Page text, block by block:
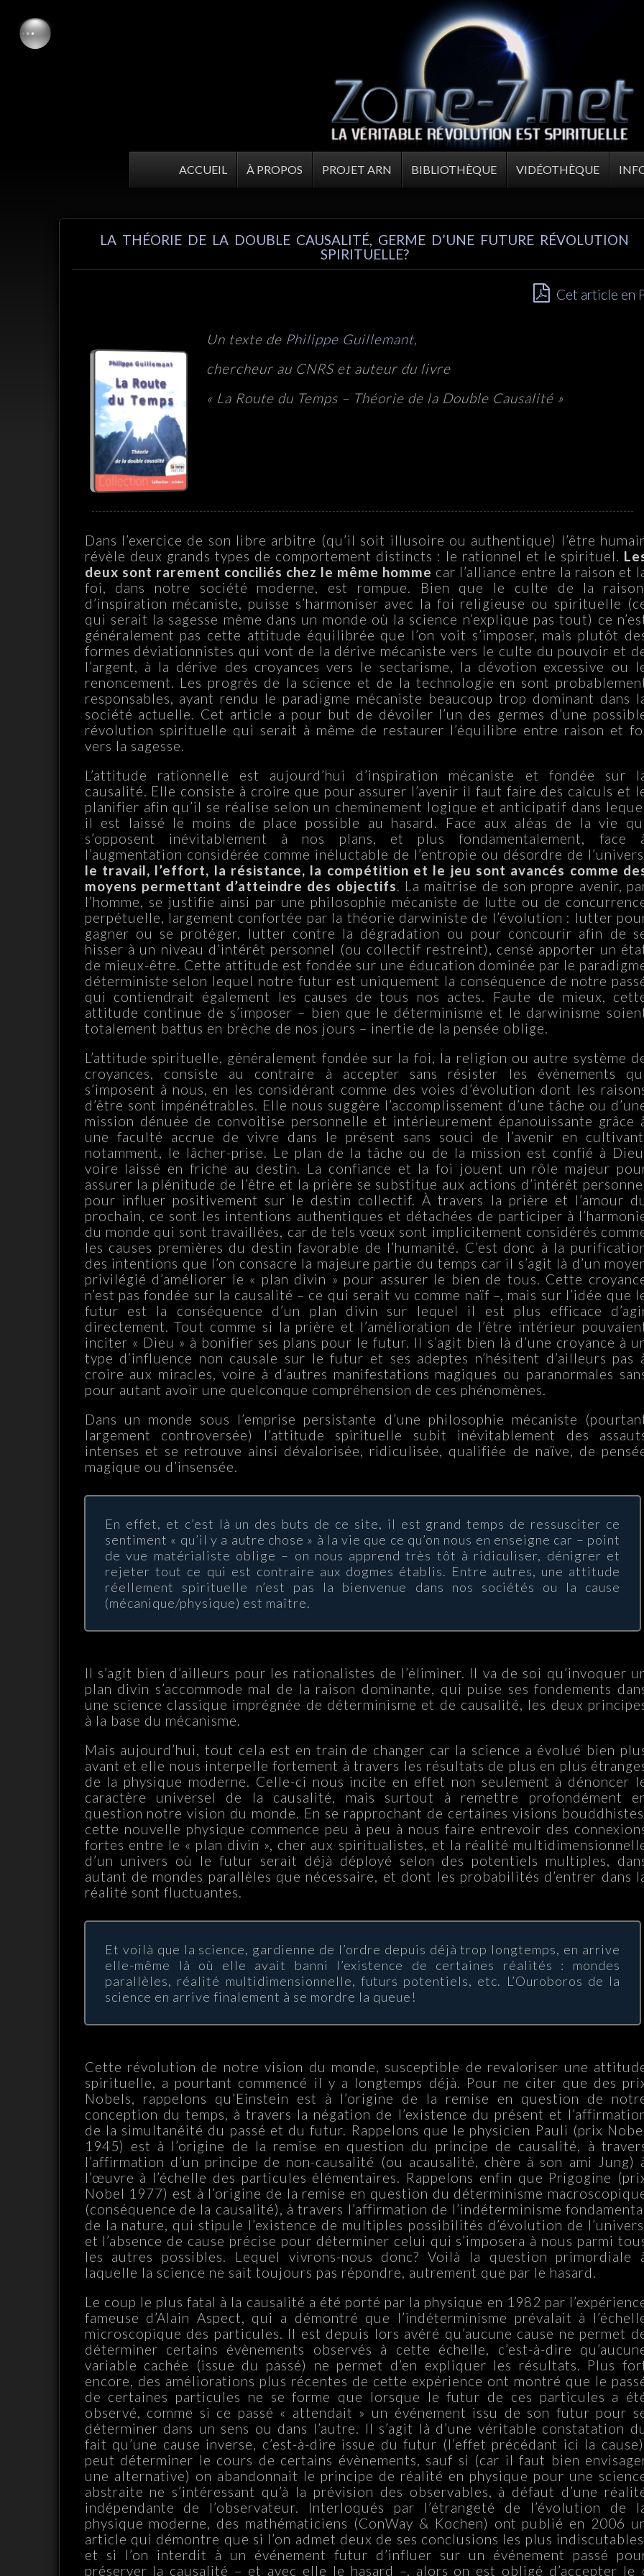
ACCUEIL À PROPOS PROJET ARN BIBLIOTHÈQUE VIDÉOTHÈQUE
LA THÉORIE DE LA DOUBLE CAUSALITÉ, GERME D’UNE FUTURE RÉVOLUTION
SPIRITUELLE?
Cet article en
Un texte de Philippe Guillemant,
chercheur au CNRS et auteur du livre
« La Route du Temps – Théorie de la Double Causalité »
Dans l’exercice de son libre arbitre (qu’il soit illusoire ou authentique) l’être
révèle deux grands types de comportement distincts : le rationnel et le spirituel.
deux sont rarement conciliés chez le même homme car l’alliance entre la raison et
foi, dans notre société moderne, est rompue. Bien que le culte de la
d’inspiration mécaniste, puisse s’harmoniser avec la foi religieuse ou spirituelle
qui serait la sagesse même dans un monde où la science n’explique pas tout) ce
généralement pas cette attitude équilibrée que l’on voit s’imposer, mais plutôt
formes déviationnistes qui vont de la dérive mécaniste vers le culte du pouvoir et
l’argent, à la dérive des croyances vers le sectarisme, la dévotion excessive ou
renoncement. Les progrès de la science et de la technologie en sont
responsables, ayant rendu le paradigme mécaniste beaucoup trop dominant dans
société actuelle. Cet article a pour but de dévoiler l’un des germes d’une
révolution spirituelle qui serait à même de restaurer l’équilibre entre raison et
vers la sagesse.
L’attitude rationnelle est aujourd’hui d’inspiration mécaniste et fondée sur
causalité. Elle consiste à croire que pour assurer l’avenir il faut faire des calculs et
planifier afin qu’il se réalise selon un cheminement logique et anticipatif dans
il est laissé le moins de place possible au hasard. Face aux aléas de la vie
s’opposent inévitablement à nos plans, et plus fondamentalement, face
l’augmentation considérée comme inéluctable de l’entropie ou désordre de
le travail, l’effort, la résistance, la compétition et le jeu sont avancés comme
moyens permettant d’atteindre des objectifs. La maîtrise de son propre avenir,
l’homme, se justifie ainsi par une philosophie mécaniste de lutte ou de
perpétuelle, largement confortée par la théorie darwiniste de l’évolution : lutter
gagner ou se protéger, lutter contre la dégradation ou pour concourir afin de
hisser à un niveau d’intérêt personnel (ou collectif restreint), censé apporter un
de mieux-être. Cette attitude est fondée sur une éducation dominée par le
déterministe selon lequel notre futur est uniquement la conséquence de notre
qui contiendrait également les causes de tous nos actes. Faute de mieux,
attitude continue de s’imposer – bien que le déterminisme et le darwinisme
totalement battus en brèche de nos jours – inertie de la pensée oblige.
L’attitude spirituelle, généralement fondée sur la foi, la religion ou autre système
croyances, consiste au contraire à accepter sans résister les évènements
s’imposent à nous, en les considérant comme des voies d’évolution dont les
d’être sont impénétrables. Elle nous suggère l’accomplissement d’une tâche ou
mission dénuée de convoitise personnelle et intérieurement épanouissante grâce
une faculté accrue de vivre dans le présent sans souci de l’avenir en
notamment, le lâcher-prise. Le plan de la tâche ou de la mission est confié à
voire laissé en friche au destin. La confiance et la foi jouent un rôle majeur
assurer la plénitude de l’être et la prière se substitue aux actions d’intérêt
pour influer positivement sur le destin collectif. À travers la prière et l’amour
prochain, ce sont les intentions authentiques et détachées de participer à
du monde qui sont travaillées, car de tels vœux sont implicitement considérés
les causes premières du destin favorable de l’humanité. C’est donc à la
des intentions que l’on consacre la majeure partie du temps car il s’agit là d’un
privilégié d’améliorer le « plan divin » pour assurer le bien de tous. Cette
n’est pas fondée sur la causalité – ce qui serait vu comme naïf –, mais sur l’idée que
futur est la conséquence d’un plan divin sur lequel il est plus efficace
directement. Tout comme si la prière et l’amélioration de l’être intérieur
inciter « Dieu » à bonifier ses plans pour le futur. Il s’agit bien là d’une croyance à
type d’influence non causale sur le futur et ses adeptes n’hésitent d’ailleurs pas
croire aux miracles, voire à d’autres manifestations magiques ou paranormales
pour autant avoir une quelconque compréhension de ces phénomènes.
Dans un monde sous l’emprise persistante d’une philosophie mécaniste
largement controversée) l’attitude spirituelle subit inévitablement des
intenses et se retrouve ainsi dévalorisée, ridiculisée, qualifiée de naïve, de
magique ou d’insensée.
En effet, et c’est là un des buts de ce site, il est grand temps de ressusciter ce
sentiment « qu’il y a autre chose » à la vie que ce qu’on nous en enseigne car – point
de vue matérialiste oblige – on nous apprend très tôt à ridiculiser, dénigrer et
rejeter tout ce qui est contraire aux dogmes établis. Entre autres, une attitude
réellement spirituelle n’est pas la bienvenue dans nos sociétés ou la cause
(mécanique/physique) est maître.
Il s’agit bien d’ailleurs pour les rationalistes de l’éliminer. Il va de soi qu’invoquer
plan divin s’accommode mal de la raison dominante, qui puise ses fondements
une science classique imprégnée de déterminisme et de causalité, les deux
à la base du mécanisme.
Mais aujourd’hui, tout cela est en train de changer car la science a évolué bien
avant et elle nous interpelle fortement à travers les résultats de plus en plus
de la physique moderne. Celle-ci nous incite en effet non seulement à dénoncer
caractère universel de la causalité, mais surtout à remettre profondément
question notre vision du monde. En se rapprochant de certaines visions
cette nouvelle physique commence peu à peu à nous faire entrevoir des
fortes entre le « plan divin », cher aux spiritualistes, et la réalité
d’un univers où le futur serait déjà déployé selon des potentiels multiples,
autant de mondes parallèles que nécessaire, et dont les probabilités d’entrer dans
réalité sont fluctuantes.
Et voilà que la science, gardienne de l’ordre depuis déjà trop longtemps, en arrive
elle-même là où elle avait banni l’existence de certaines réalités : mondes
parallèles, réalité multidimensionnelle, futurs potentiels, etc. L’Ouroboros de la
science en arrive finalement à se mordre la queue!
Cette révolution de notre vision du monde, susceptible de revaloriser une
spirituelle, a pourtant commencé il y a longtemps déjà. Pour ne citer que des
Nobels, rappelons qu’Einstein est à l’origine de la remise en question de
conception du temps, à travers la négation de l’existence du présent et
de la simultanéité du passé et du futur. Rappelons que le physicien Pauli (prix
1945) est à l’origine de la remise en question du principe de causalité, à
l’affirmation d’un principe de non-causalité (ou acausalité, chère à son ami Jung)
l’œuvre à l’échelle des particules élémentaires. Rappelons enfin que Prigogine
Nobel 1977) est à l’origine de la remise en question du déterminisme
(conséquence de la causalité), à travers l’affirmation de l’indéterminisme
de la nature, qui stipule l’existence de multiples possibilités d’évolution de
et l’absence de cause précise pour déterminer celui qui s’imposera à nous parmi
les autres possibles. Lequel vivrons-nous donc? Voilà la question primordiale
laquelle la science ne sait toujours pas répondre, autrement que par le hasard.
Le coup le plus fatal à la causalité a été porté par la physique en 1982 par
fameuse d’Alain Aspect, qui a démontré que l’indéterminisme prévalait à
microscopique des particules. Il est depuis lors avéré qu’aucune cause ne permet
déterminer certains évènements observés à cette échelle, c’est-à-dire
variable cachée (issue du passé) ne permet d’en expliquer les résultats. Plus
encore, des améliorations plus récentes de cette expérience ont montré que le
de certaines particules ne se forme que lorsque le futur de ces particules a
observé, comme si ce passé « attendait » un événement issu de son futur pour
déterminer dans un sens ou dans l’autre. Il s’agit là d’une véritable constatation
fait qu’une cause inverse, c’est-à-dire issue du futur (l’effet précédant ici la
peut déterminer le cours de certains évènements, sauf si (car il faut bien
une alternative) on abandonnait le principe de réalité en physique pour une
abstraite ne s’intéressant qu’à la prévision des observables, à défaut d’une
indépendante de l’observateur. Interloqués par l’étrangeté de l’évolution de
physique moderne, des mathématiciens (ConWay & Kochen) ont publié en 2006
article qui démontre que si l’on admet deux de ses conclusions les plus
et si l’on interdit à un événement futur d’influer sur un événement passé
préserver la causalité – et avec elle le hasard –, alors on est obligé d’accepter le